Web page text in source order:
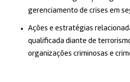
gerenciamento de crises em
Ações e estratégias
qualificada diante de
organizações criminosas e